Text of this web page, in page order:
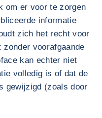
om er voor te zorgen
informatie
zich het recht voor
zonder voorafgaande
kan echter niet
volledig is of dat de
gewijzigd (zoals door